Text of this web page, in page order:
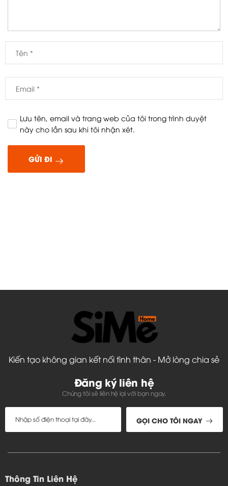
Lưu tên, email và trang web của tôi trong trình duyệt
này cho lần sau khi tôi nhận xét.
GỬI ĐI
Kiến tạo không gian kết nối tình thân - Mở lòng chia sẻ
Đăng ký liên hệ
Chúng tôi sẽ liên hệ lại với bạn ngay.
GỌI CHO TÔI NGAY
Thông Tin Liên Hệ